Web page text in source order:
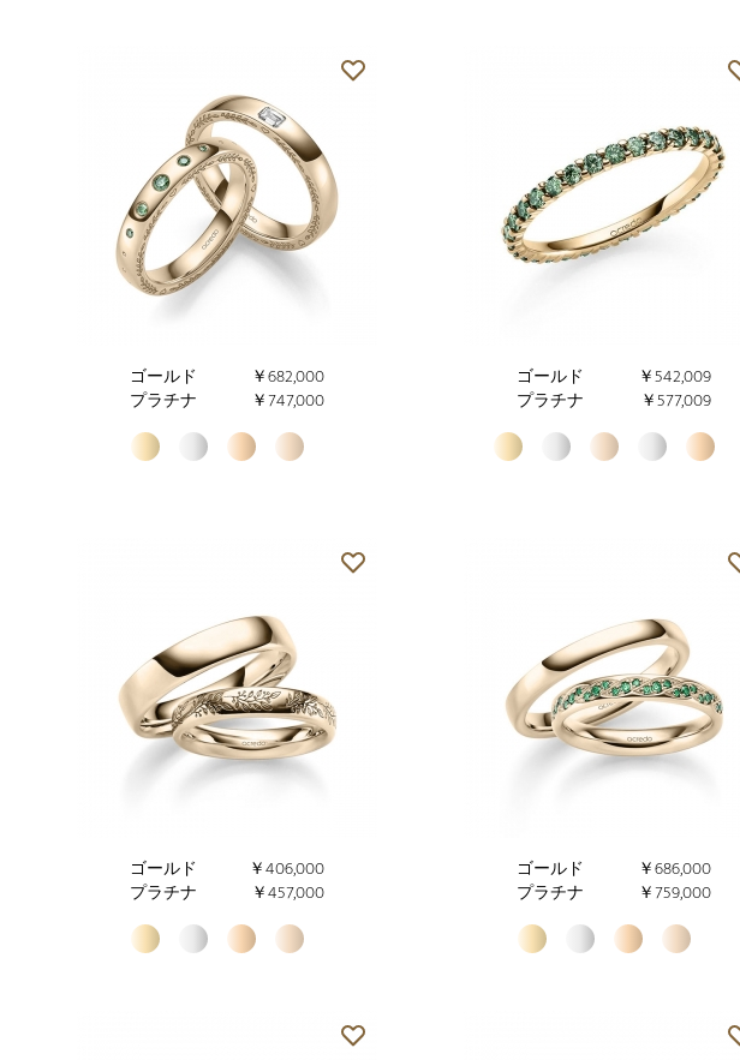
ゴールド
￥682,000
プラチナ
￥747,000
ゴールド
￥542,009
プラチナ
￥577,009
ゴールド
￥406,000
プラチナ
￥457,000
ゴールド
￥686,000
プラチナ
￥759,000